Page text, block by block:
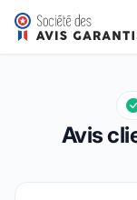
Esprit Gasgas
Note globale : 9,8
9,8/10
Avis